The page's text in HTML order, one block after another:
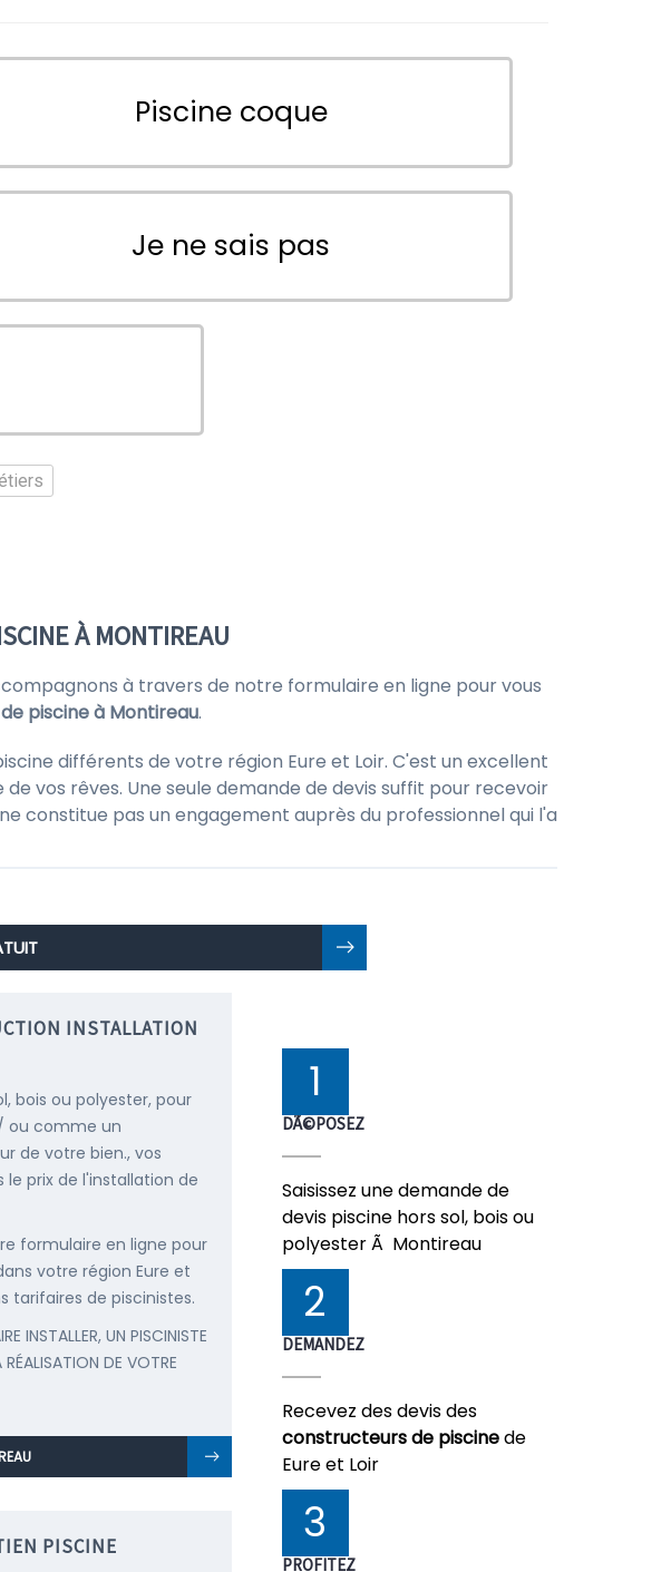
Piscine coque
Je ne sais pas
À MONTIREAU
à travers de notre formulaire en ligne pour vous
piscine à Montireau.
différents de votre région Eure et Loir. C'est un excellent
vos rêves. Une seule demande de devis suffit pour recevoir
constitue pas un engagement auprès du professionnel qui l'a
INSTALLATION
bois ou polyester, pour
ou comme un
de votre bien., vos
prix de l'installation de
formulaire en ligne pour
votre région Eure et
tarifaires de piscinistes.
INSTALLER, UN PISCINISTE
DE VOTRE
PISCINE
1
DÃ©POSEZ
Saisissez une demande de
devis piscine hors sol, bois ou
polyester Ã Montireau
2
DEMANDEZ
Recevez des devis des
constructeurs de piscinede
Eure et Loir
3
PROFITEZ